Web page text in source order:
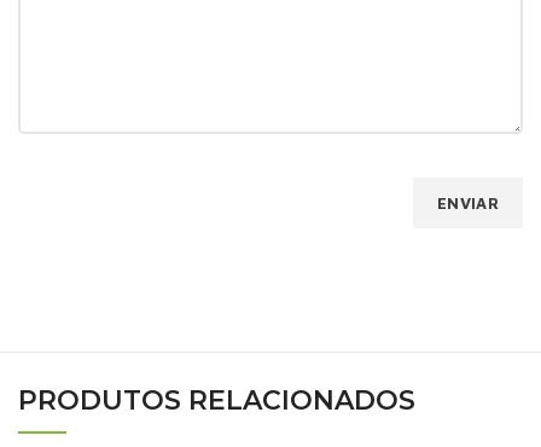
PRODUTOS RELACIONADOS